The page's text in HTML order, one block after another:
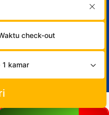
check-out
1 kamar